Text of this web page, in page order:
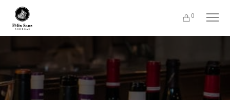
0